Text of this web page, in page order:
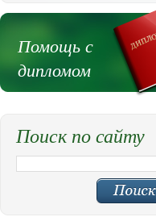
Помощь с
дипломом
Поиск по сайту